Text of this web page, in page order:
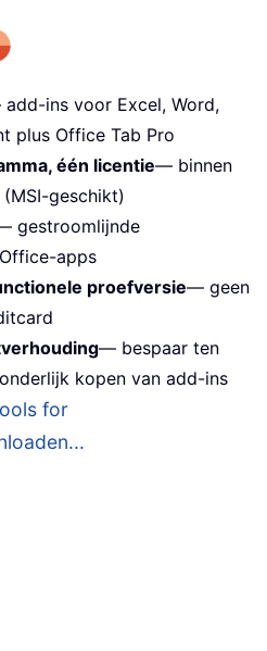
ins voor Excel, Word,
plus Office Tab Pro
één licentie— binnen
geschikt)
gestroomlijnde
apps
proefversie— geen
— bespaar ten
kopen van add-ins
for